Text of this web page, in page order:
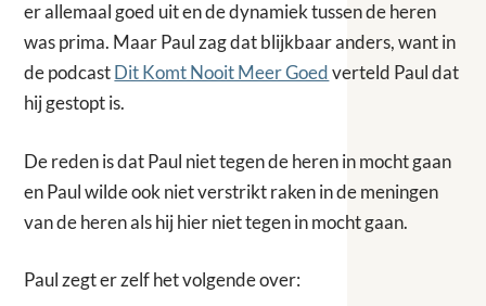
er allemaal goed uit en de dynamiek tussen de heren
was prima. Maar Paul zag dat blijkbaar anders, want in
de podcastDit Komt Nooit Meer Goedverteld Paul dat
hij gestopt is.
De reden is dat Paul niet tegen de heren in mocht gaan
en Paul wilde ook niet verstrikt raken in de meningen
van de heren als hij hier niet tegen in mocht gaan.
Paul zegt er zelf het volgende over: